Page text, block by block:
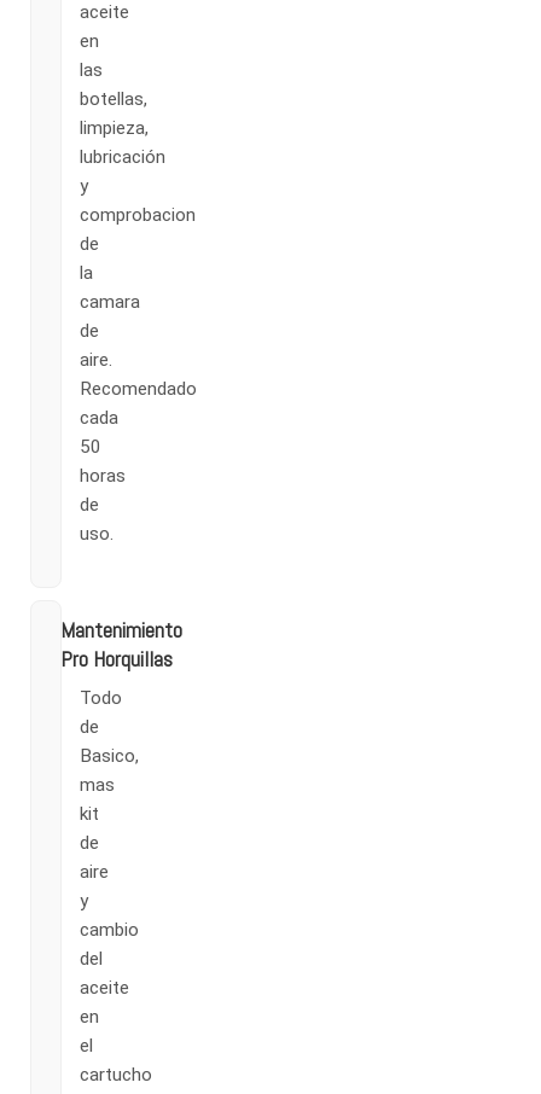
aceite
en
las
botellas,
limpieza,
lubricación
y
comprobacion
de
la
camara
de
aire.
Recomendado
cada
50
horas
de
uso.
Mantenimiento
Pro Horquillas
Todo
de
Basico,
mas
kit
de
aire
y
cambio
del
aceite
en
el
cartucho